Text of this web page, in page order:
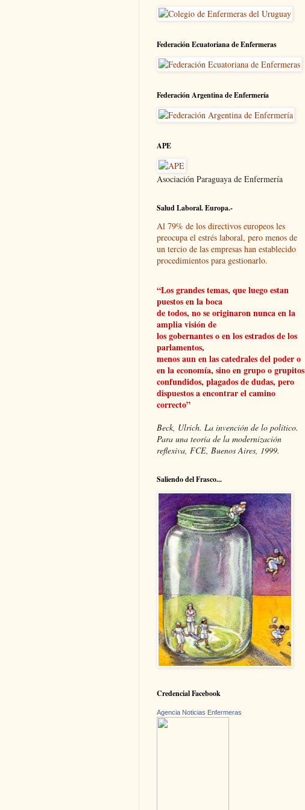
Federación Ecuatoriana de Enfermeras
Federación Argentina de Enfermería
APE
Asociación Paraguaya de Enfermería
Salud Laboral. Europa.-
Al 79% de los directivos europeos les
preocupa el estrés laboral, pero menos de
un tercio de las empresas han establecido
procedimientos para gestionarlo.
“Los grandes temas, que luego estan
puestos en la boca
de todos, no se originaron nunca en la
amplia visión de
los gobernantes o en los estrados de los
parlamentos,
menos aun en las catedrales del poder o
en la economía, sino en grupo o grupitos
confundidos, plagados de dudas, pero
dispuestos a encontrar el camino
correcto”
Beck, Ulrich. La invención de lo político.
Para una teoría de la modernización
reflexiva, FCE, Buenos Aires, 1999.
Saliendo del Frasco...
Credencial Facebook
Agencia Noticias Enfermeras